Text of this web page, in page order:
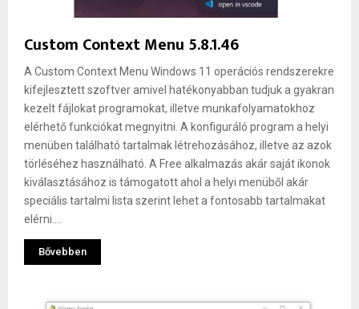
Custom Context Menu 5.8.1.46
A Custom Context Menu Windows 11 operációs rendszerekre
kifejlesztett szoftver amivel hatékonyabban tudjuk a gyakran
kezelt fájlokat programokat, illetve munkafolyamatokhoz
elérhető funkciókat megnyitni. A konfiguráló program a helyi
menüben található tartalmak létrehozásához, illetve az azok
törléséhez használható. A Free alkalmazás akár saját ikonok
kiválasztásához is támogatott ahol a helyi menüből akár
speciális tartalmi lista szerint lehet a fontosabb tartalmakat
elérni....
Bővebben